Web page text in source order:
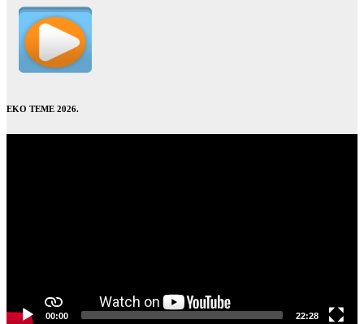
EKO TEME 2026.
00:00 22:28